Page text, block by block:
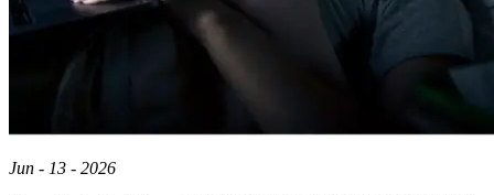
Jun - 13 - 2026